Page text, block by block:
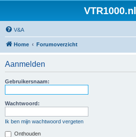
VTR1000.nl
V&A
Home Forumoverzicht
Aanmelden
Gebruikersnaam:
Wachtwoord:
Ik ben mijn wachtwoord vergeten
Onthouden